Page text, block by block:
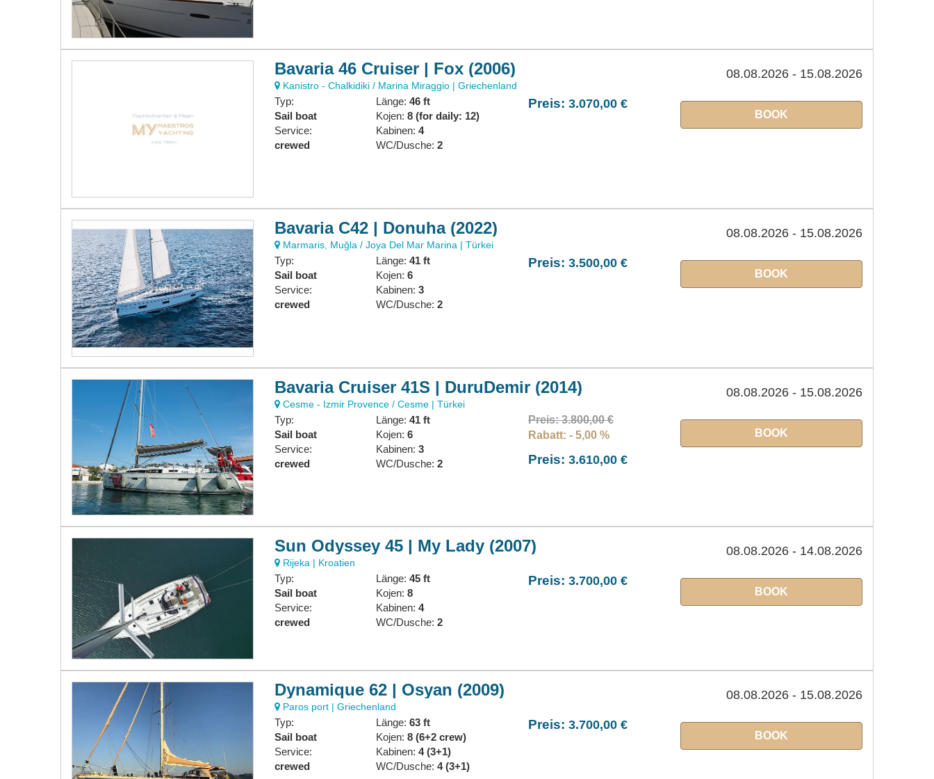
Bavaria 46 Cruiser | Fox (2006)
Kanistro - Chalkidiki / Marina Miraggio | Griechenland
08.08.2026 - 15.08.2026
Typ:
Sail boat
Service:
crewed
Länge: 46 ft
Kojen: 8 (for daily: 12)
Kabinen: 4
WC/Dusche: 2
Preis: 3.070,00 €
BOOK
Bavaria C42 | Donuha (2022)
Marmaris, Muğla / Joya Del Mar Marina | Türkei
08.08.2026 - 15.08.2026
Typ:
Sail boat
Service:
crewed
Länge: 41 ft
Kojen: 6
Kabinen: 3
WC/Dusche: 2
Preis: 3.500,00 €
BOOK
Bavaria Cruiser 41S | DuruDemir (2014)
Cesme - Izmir Provence / Cesme | Türkei
08.08.2026 - 15.08.2026
Typ:
Sail boat
Service:
crewed
Länge: 41 ft
Kojen: 6
Kabinen: 3
WC/Dusche: 2
Preis: 3.800,00 €
Rabatt: - 5,00 %
Preis: 3.610,00 €
BOOK
Sun Odyssey 45 | My Lady (2007)
Rijeka | Kroatien
08.08.2026 - 14.08.2026
Typ:
Sail boat
Service:
crewed
Länge: 45 ft
Kojen: 8
Kabinen: 4
WC/Dusche: 2
Preis: 3.700,00 €
BOOK
Dynamique 62 | Osyan (2009)
Paros port | Griechenland
08.08.2026 - 15.08.2026
Typ:
Sail boat
Service:
crewed
Länge: 63 ft
Kojen: 8 (6+2 crew)
Kabinen: 4 (3+1)
WC/Dusche: 4 (3+1)
Preis: 3.700,00 €
BOOK